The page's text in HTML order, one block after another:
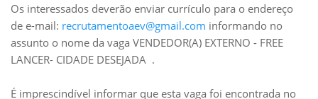
Os interessados deverão enviar currículo para o endereço
de e-mail: recrutamentoaev@gmail.com informando no
assunto o nome da vaga VENDEDOR(A) EXTERNO - FREE
LANCER- CIDADE DESEJADA .
É imprescindível informar que esta vaga foi encontrada no